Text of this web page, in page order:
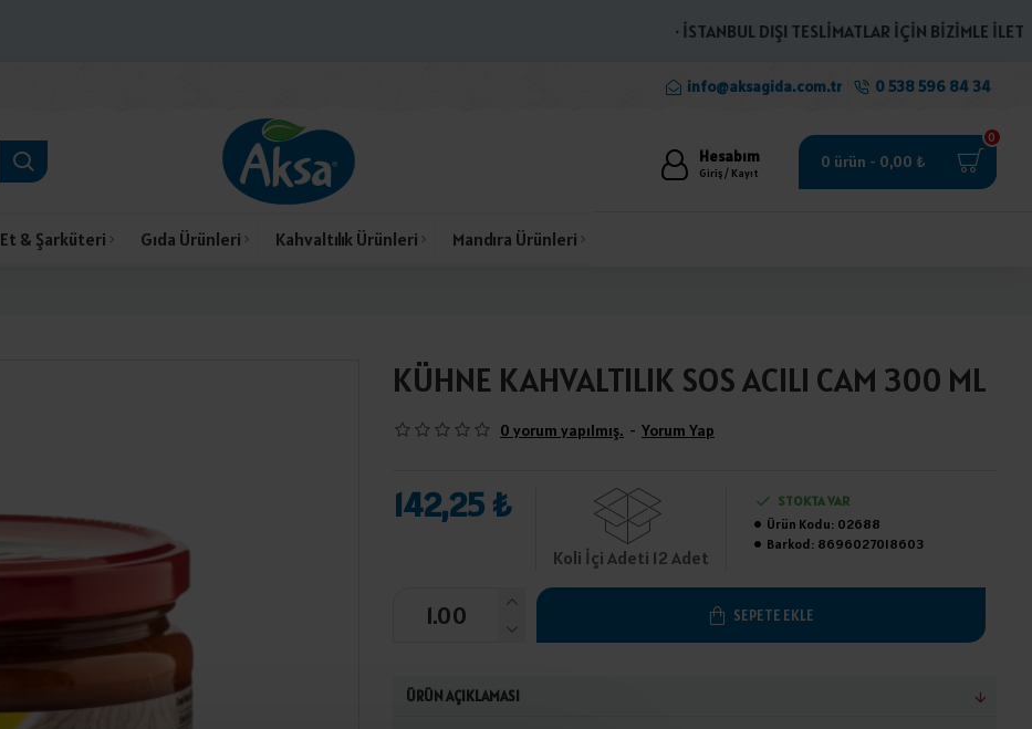
· İSTANBUL DIŞI TESLİMATLAR İÇİN BİZİMLE
info@aksagida.com.tr 0 538 596 84 34
Hesabım
Giriş / Kayıt
0 ürün - 0,00 ₺
0
Et & Şarküteri Gıda Ürünleri Kahvaltılık Ürünleri Mandıra Ürünleri
KÜHNE KAHVALTILIK SOS ACILI CAM 300 ML
0 yorum yapılmış. - Yorum Yap
142,25 ₺
Koli İçi Adeti 12 Adet
STOKTA VAR
Ürün Kodu: 02688
Barkod: 8696027018603
SEPETE EKLE
ÜRÜN AÇIKLAMASI